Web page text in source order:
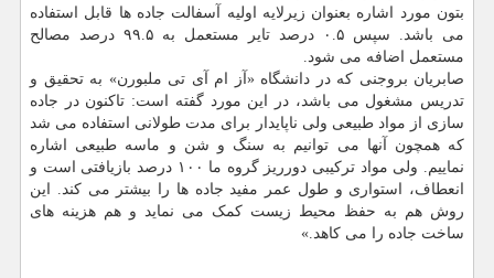
بتون مورد اشاره بعنوان زیرلایه اولیه آسفالت جاده ها قابل استفاده
می باشد. سپس ۰.۵ درصد تایر مستعمل به ۹۹.۵ درصد مصالح
مستعمل اضافه می شود.
صابریان بروجنی که در دانشگاه «آز ام آی تی ملبورن» به تحقیق و
تدریس مشغول می باشد، در این مورد گفته است: تاکنون در جاده
سازی از مواد طبیعی ولی ناپایدار برای مدت طولانی استفاده می شد
که همچون آنها می توانیم به سنگ و شن و ماسه طبیعی اشاره
نماییم. ولی مواد ترکیبی دورریز گروه ما ۱۰۰ درصد بازیافتی است و
انعطاف، استواری و طول عمر مفید جاده ها را بیشتر می کند. این
روش هم به حفظ محیط زیست کمک می نماید و هم هزینه های
ساخت جاده را می کاهد.»